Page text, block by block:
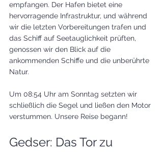
empfangen. Der Hafen bietet eine
hervorragende Infrastruktur, und während
wir die letzten Vorbereitungen trafen und
das Schiff auf Seetauglichkeit prüften,
genossen wir den Blick auf die
ankommenden Schiffe und die unberührte
Natur.
Um 08:54 Uhr am Sonntag setzten wir
schließlich die Segel und ließen den Motor
verstummen. Unsere Reise begann!
Gedser: Das Tor zu